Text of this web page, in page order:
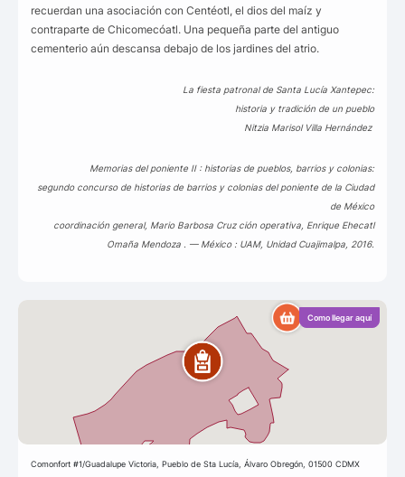
recuerdan una asociación con Centéotl, el dios del maíz y
contraparte de Chicomecóatl. Una pequeña parte del antiguo
cementerio aún descansa debajo de los jardines del atrio.
La fiesta patronal de Santa Lucía Xantepec:
historia y tradición de un pueblo
Nitzia Marisol Villa Hernández
Memorias del poniente II : historias de pueblos, barrios y colonias:
segundo concurso de historias de barrios y colonias del poniente de la Ciudad
de México
coordinación general, Mario Barbosa Cruz ción operativa, Enrique Ehecatl
Omaña Mendoza . — México : UAM, Unidad Cuajimalpa, 2016.
Como llegar aquí
Comonfort #1/Guadalupe Victoria, Pueblo de Sta Lucía, Álvaro Obregón, 01500 CDMX